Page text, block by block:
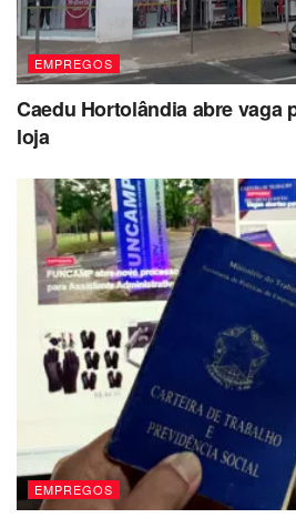
EMPREGOS
Caedu Hortolândia abre vaga
loja
EMPREGOS